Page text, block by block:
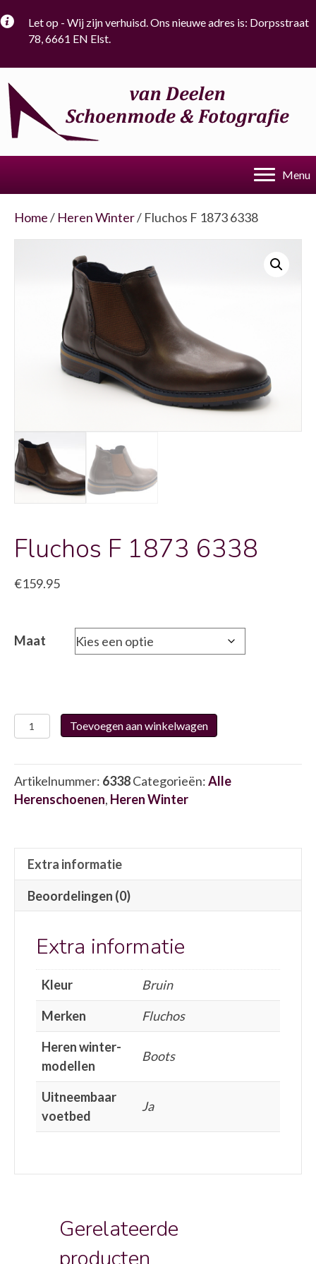
Let op - Wij zijn verhuisd. Ons nieuwe adres is: Dorpsstraat
78, 6661 EN Elst.
Menu
Home/ Heren Winter/ Fluchos F 1873 6338
Fluchos F 1873 6338
€159.95
Maat
Fluchos
F
6338
aantal
Toevoegen aan winkelwagen
Artikelnummer: 6338Categorieën:Alle
Herenschoenen, Heren Winter
Extra informatie
Beoordelingen (0)
Extra informatie
Kleur
Bruin
Merken
Fluchos
Heren winter-
modellen
Boots
Uitneembaar
voetbed
Ja
Gerelateerde